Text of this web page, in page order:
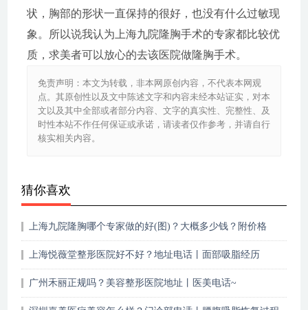
状，胸部的形状一直保持的很好，也没有什么过敏现
象。所以说我认为上海九院隆胸手术的专家都比较优
质，求美者可以放心的去该医院做隆胸手术。
免责声明：本文为转载，非本网原创内容，不代表本网观
点。其原创性以及文中陈述文字和内容未经本站证实，对本
文以及其中全部或者部分内容、文字的真实性、完整性、及
时性本站不作任何保证或承诺，请读者仅作参考，并请自行
核实相关内容。
猜你喜欢
上海九院隆胸哪个专家做的好(图)？大概多少钱？附价格
上海悦薇堂整形医院好不好？地址电话丨面部吸脂经历
广州禾丽正规吗？美容整形医院地址丨医美电话~